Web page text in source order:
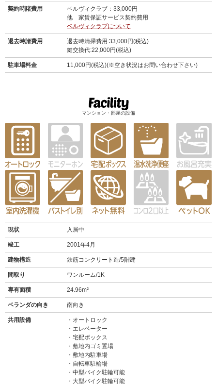
契約時諸費用
ベルヴィクラブ：33,000円
他 家賃保証サービス契約費用
ベルヴィクラブについて
退去時諸費用
退去時清掃費用:33,000円(税込)
鍵交換代:22,000円(税込)
駐車場料金 11,000円(税込)(※空き状況はお問い合わせ下さい)
マンション・部屋の設備
現状 入居中
竣工 2001年4月
建物構造 鉄筋コンクリート造/5階建
間取り ワンルーム/1K
専有面積 24.96m²
ベランダの向き 南向き
共用設備
オートロック
エレベーター
宅配ボックス
敷地内ゴミ置場
敷地内駐車場
自転車駐輪場
中型バイク駐輪可能
大型バイク駐輪可能